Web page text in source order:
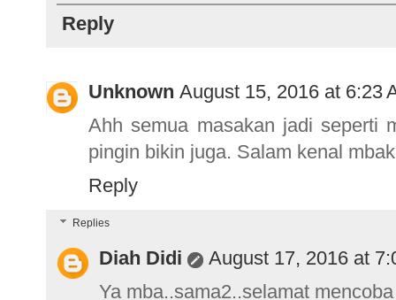
Reply
Unknown August 15, 2016 at 6:23
Ahh semua masakan jadi seperti
pingin bikin juga. Salam kenal
Reply
Replies
Diah Didi
August 17, 2016 at
Ya mba..sama2..selamat